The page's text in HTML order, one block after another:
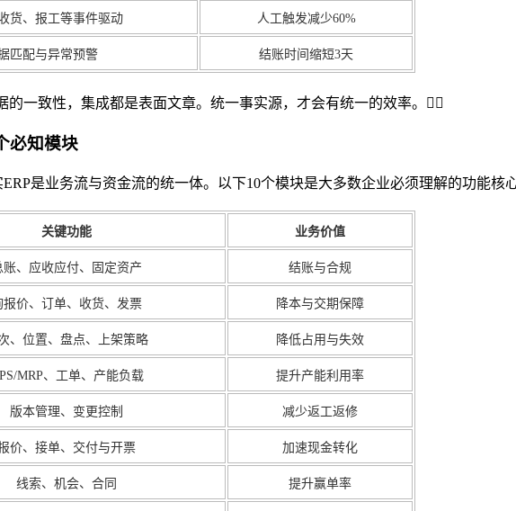
货、报工等事件驱动 人工触发减少60%
匹配与异常预警 结账时间缩短3天
一致性，集成都是表面文章。统一事实源，才会有统一的效率。👍🏻
必知模块
是业务流与资金流的统一体。以下10个模块是大多数企业必须理解的功能核
关键功能 业务价值
账、应收应付、固定资产 结账与合规
报价、订单、收货、发票 降本与交期保障
、位置、盘点、上架策略 降低占用与失效
MRP、工单、产能负载 提升产能利用率
版本管理、变更控制 减少返工返修
价、接单、交付与开票 加速现金转化
线索、机会、合同 提升赢单率